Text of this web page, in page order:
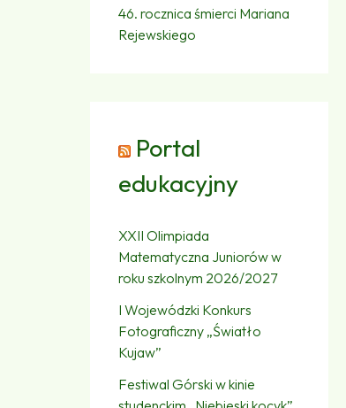
46. rocznica śmierci Mariana
Rejewskiego
Portal
edukacyjny
XXII Olimpiada
Matematyczna Juniorów w
roku szkolnym 2026/2027
I Wojewódzki Konkurs
Fotograficzny „Światło
Kujaw”
Festiwal Górski w kinie